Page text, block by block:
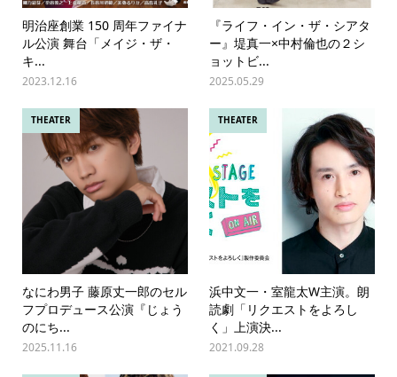
明治座創業 150 周年ファイナ
ル公演 舞台「メイジ・ザ・
キ...
2023.12.16
『ライフ・イン・ザ・シアタ
ー』堤真一×中村倫也の２シ
ョットビ...
2025.05.29
THEATER
なにわ男子 藤原丈一郎のセル
フプロデュース公演『じょう
のにち...
2025.11.16
THEATER
浜中文一・室龍太W主演。朗
読劇「リクエストをよろし
く」上演決...
2021.09.28